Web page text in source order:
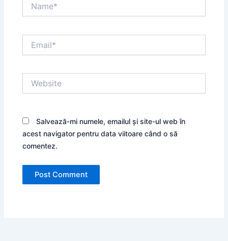
Salvează-mi numele, emailul și site-ul web în
acest navigator pentru data viitoare când o să
comentez.